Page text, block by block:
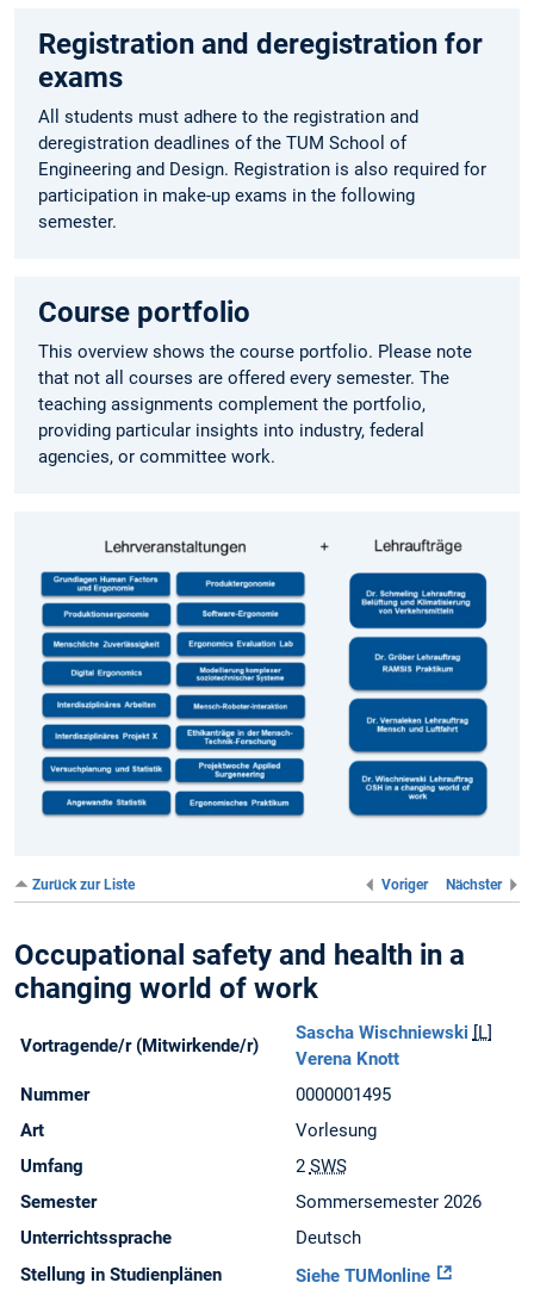
Registration and deregistration for
exams
All students must adhere to the registration and
deregistration deadlines of the TUM School of
Engineering and Design. Registration is also required for
participation in make-up exams in the following
semester.
Course portfolio
This overview shows the course portfolio. Please note
that not all courses are offered every semester. The
teaching assignments complement the portfolio,
providing particular insights into industry, federal
agencies, or committee work.
Zurück zur Liste Nächster
Voriger
Occupational safety and health in a
changing world of work
Vortragende/r (Mitwirkende/r)
Sascha Wischniewski
[L]
Verena Knott
Nummer
0000001495
Art
Vorlesung
Umfang
2 SWS
Semester
Sommersemester 2026
Unterrichtssprache
Deutsch
Stellung in Studienplänen
Siehe TUMonline